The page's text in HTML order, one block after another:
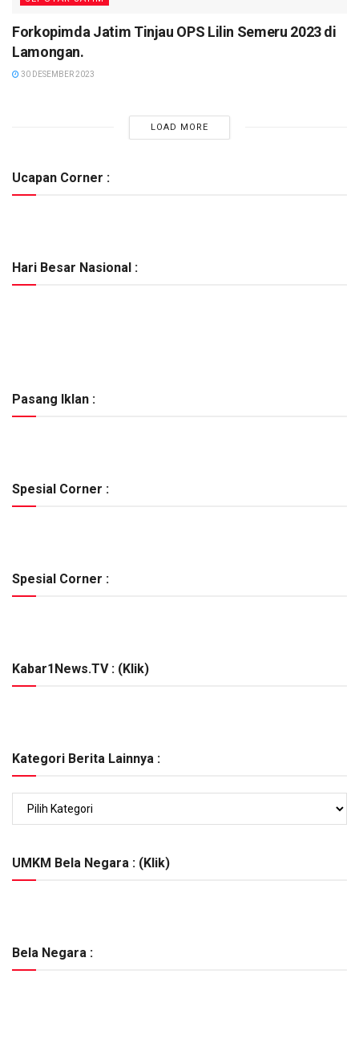
Forkopimda Jatim Tinjau OPS Lilin Semeru 2023 di
Lamongan.
30 DESEMBER 2023
LOAD MORE
Ucapan Corner :
Hari Besar Nasional :
Pasang Iklan :
Spesial Corner :
Spesial Corner :
Kabar1News.TV : (Klik)
Kategori Berita Lainnya :
UMKM Bela Negara : (Klik)
Bela Negara :